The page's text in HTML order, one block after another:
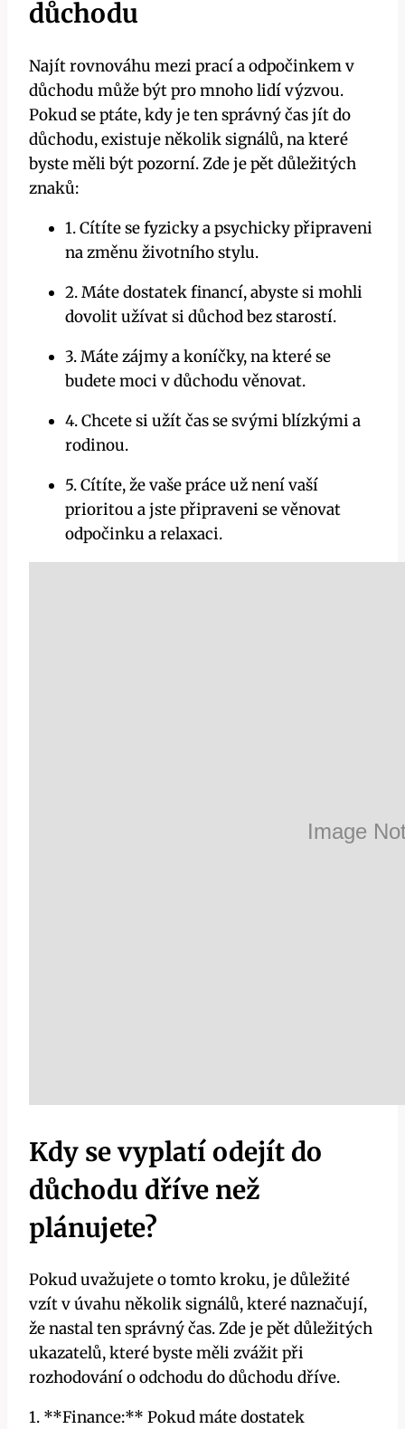
důchodu
Najít rovnováhu mezi prací a odpočinkem v
důchodu může být pro mnoho lidí výzvou.
Pokud se ptáte, kdy je ten správný čas jít do
důchodu, existuje několik signálů, na které
byste měli být pozorní. Zde je pět důležitých
znaků:
1. Cítíte se fyzicky a psychicky připraveni
na změnu životního stylu.
2. Máte dostatek financí, abyste si mohli
dovolit užívat si důchod bez starostí.
3. Máte zájmy a koníčky, na které se
budete moci v důchodu věnovat.
4. Chcete si užít čas se svými blízkými a
rodinou.
5. Cítíte, že vaše práce už není vaší
prioritou a jste připraveni se věnovat
odpočinku a relaxaci.
Kdy se vyplatí odejít do
důchodu dříve než
plánujete?
Pokud uvažujete o tomto kroku, je důležité
vzít v úvahu několik signálů, které naznačují,
že nastal ten správný čas. Zde je pět důležitých
ukazatelů, které byste měli zvážit při
rozhodování o odchodu do důchodu dříve.
1. **Finance:** Pokud máte dostatek